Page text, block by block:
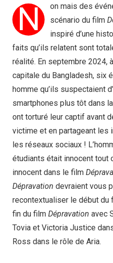
N
on mais des
scénario du film
inspiré d’une
faits qu’ils relatent sont
réalité. En septembre 2024,
capitale du Bangladesh, six
homme qu’ils suspectaient
smartphones plus tôt dans
ont torturé leur captif avant
victime et en partageant les
les réseaux sociaux !
étudiants était innocent tout
innocent dans le film
Dépravation devraient vous
recontextualiser le début du
fin du film Dépravation avec
Tovia et Victoria Justice
Ross dans le rôle de Aria.